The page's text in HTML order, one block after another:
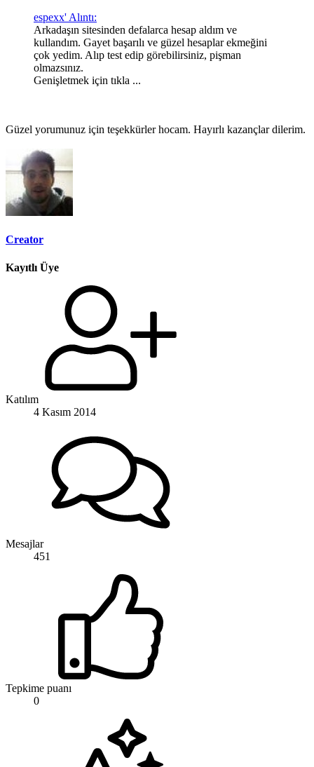
espexx' Alıntı:
Arkadaşın sitesinden defalarca hesap aldım ve
kullandım. Gayet başarılı ve güzel hesaplar ekmeğini
çok yedim. Alıp test edip görebilirsiniz, pişman
olmazsınız.
Genişletmek için tıkla ...
Güzel yorumunuz için teşekkürler hocam. Hayırlı kazançlar dilerim.
Creator
Kayıtlı Üye
Katılım
4 Kasım 2014
Mesajlar
451
Tepkime puanı
0